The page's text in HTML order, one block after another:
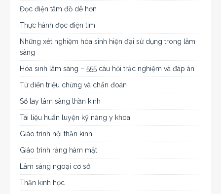
Đọc điện tâm đồ dễ hơn
Thực hành đọc điện tim
Những xét nghiệm hóa sinh hiện đại sử dụng trong lâm
sàng
Hóa sinh lâm sàng – 555 câu hỏi trắc nghiệm và đáp án
Từ điển triệu chứng và chẩn đoán
Sổ tay lâm sàng thần kinh
Tài liệu huấn luyện kỹ năng y khoa
Giáo trình nội thần kinh
Giáo trình răng hàm mặt
Lâm sàng ngoại cơ sở
Thần kinh học